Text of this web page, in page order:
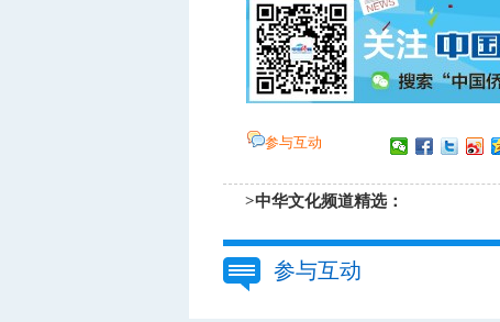
参与互动
>中华文化频道精选：
参与互动